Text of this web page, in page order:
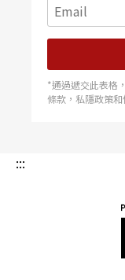
*通過遞交此表格
條款，私隱政策
:::